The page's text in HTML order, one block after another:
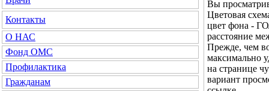
Контакты
О НАС
Фонд ОМС
Профилактика
Гражданам
Вы
Цветовая
цвет фона -
расстояние
Прежде, чем
максимально
на странице
вариант